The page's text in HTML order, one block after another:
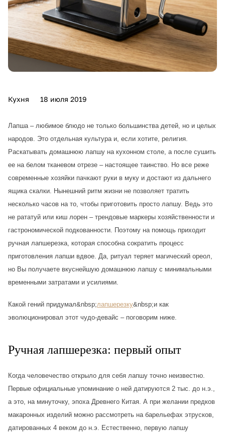
Кухня 18 июля 2019
Лапша – любимое блюдо не только большинства детей, но и целых
народов. Это отдельная культура и, если хотите, религия.
Раскатывать домашнюю лапшу на кухонном столе, а после сушить
ее на белом тканевом отрезе – настоящее таинство. Но все реже
современные хозяйки пачкают руки в муку и достают из дальнего
ящика скалки. Нынешний ритм жизни не позволяет тратить
несколько часов на то, чтобы приготовить просто лапшу. Ведь это
не рататуй или киш лорен – трендовые маркеры хозяйственности и
гастрономической подкованности. Поэтому на помощь приходит
ручная лапшерезка, которая способна сократить процесс
приготовления лапши вдвое. Да, ритуал теряет магический ореол,
но Вы получаете вкуснейшую домашнюю лапшу с минимальными
временными затратами и усилиями.
Какой гений придумал&nbsp;лапшерезку&nbsp;и как
эволюционировал этот чудо-девайс – поговорим ниже.
Ручная лапшерезка: первый опыт
Когда человечество открыло для себя лапшу точно неизвестно.
Первые официальные упоминание о ней датируются 2 тыс. до н.э.,
а это, на минуточку, эпоха Древнего Китая. А при желании предков
макаронных изделий можно рассмотреть на барельефах этрусков,
датированных 4 веком до н.э. Естественно, первую лапшу